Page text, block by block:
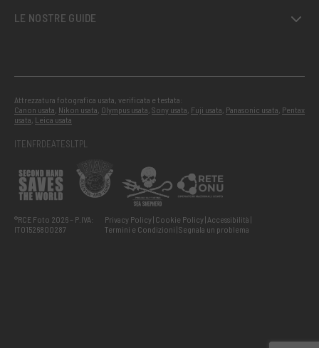
LE NOSTRE GUIDE
Attrezzatura fotografica usata, verificata e testata:
Canon usata, Nikon usata, Olympus usata, Sony usata, Fuji usata, Panasonic usata, Pentax
usata, Leica usata
ITENFRDEATESLTPL
®RCE Foto 2026 – P.IVA:
IT01526800287
Privacy Policy Cookie Policy Accessibilità
Termini e Condizioni Segnala un problema